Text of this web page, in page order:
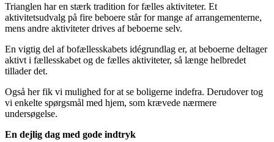
Trianglen har en stærk tradition for fælles aktiviteter. Et
aktivitetsudvalg på fire beboere står for mange af arrangementerne,
mens andre aktiviteter drives af beboerne selv.
En vigtig del af bofællesskabets idégrundlag er, at beboerne deltager
aktivt i fællesskabet og de fælles aktiviteter, så længe helbredet
tillader det.
Også her fik vi mulighed for at se boligerne indefra. Derudover tog
vi enkelte spørgsmål med hjem, som krævede nærmere
undersøgelse.
En dejlig dag med gode indtryk